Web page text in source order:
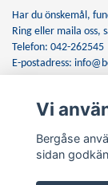
Har du önskemål,
Ring eller maila oss,
Telefon: 042-262545
E-postadress:
Anmäl dig till vårt
Vi
Bergåse
sidan